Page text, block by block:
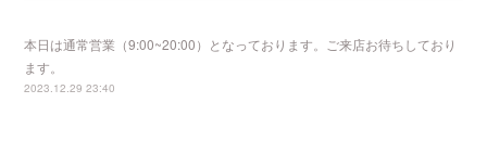
本日は通常営業（9:00~20:00）となっております。ご来店お待ちしており
ます。
2023.12.29 23:40